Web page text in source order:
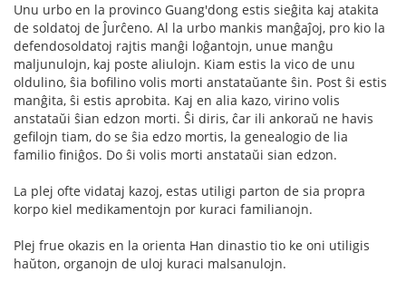
Unu urbo en la provinco Guang'dong estis sieĝita kaj atakita
de soldatoj de Ĵurĉeno. Al la urbo mankis manĝaĵoj, pro kio la
defendosoldatoj rajtis manĝi loĝantojn, unue manĝu
maljunulojn, kaj poste aliulojn. Kiam estis la vico de unu
oldulino, ŝia bofilino volis morti anstataŭante ŝin. Post ŝi estis
manĝita, ŝi estis aprobita. Kaj en alia kazo, virino volis
anstataŭi ŝian edzon morti. Ŝi diris, ĉar ili ankoraŭ ne havis
gefilojn tiam, do se ŝia edzo mortis, la genealogio de lia
familio finiĝos. Do ŝi volis morti anstataŭi sian edzon.
La plej ofte vidataj kazoj, estas utiligi parton de sia propra
korpo kiel medikamentojn por kuraci familianojn.
Plej frue okazis en la orienta Han dinastio tio ke oni utiligis
haŭton, organojn de uloj kuraci malsanulojn.